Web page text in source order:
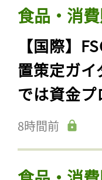
食品・消
【国際】
置策定ガ
では資金プ
8時間前